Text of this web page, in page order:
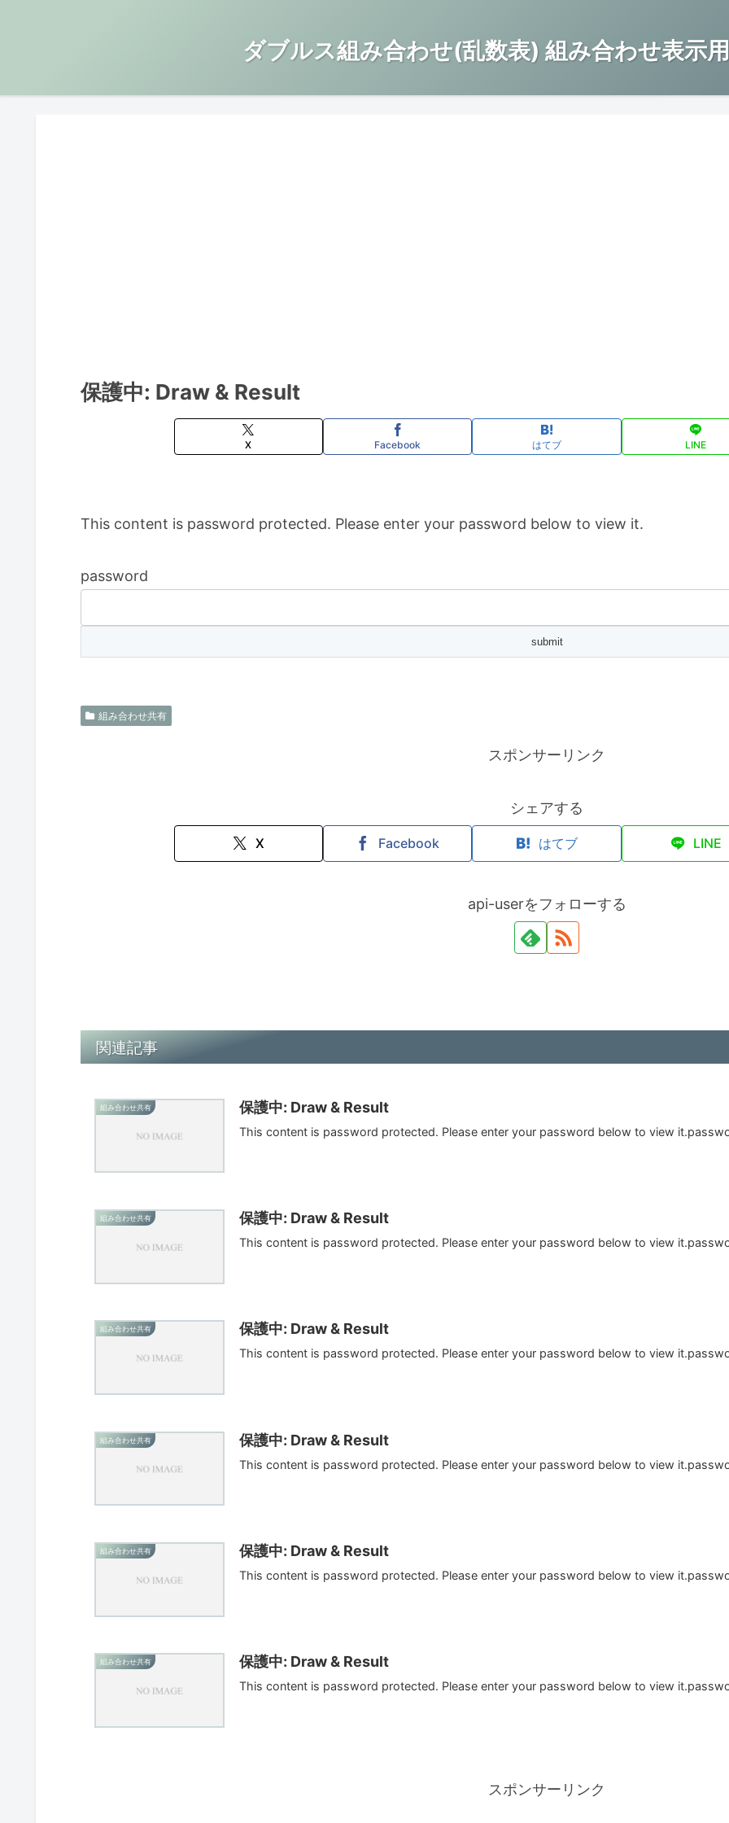
ダブルス組み合わせ(乱数表) 組み合わせ表示
保護中: Draw & Result
X Facebook はてブ LINE
This content is password protected. Please enter your password below to view it.
password
組み合わせ共有
スポンサーリンク
シェアする
X Facebook はてブ LINE
api-userをフォローする
関連記事
組み合わせ共有 保護中: Draw & Result
This content is password protected. Please enter your password below to view
組み合わせ共有 保護中: Draw & Result
This content is password protected. Please enter your password below to view
組み合わせ共有 保護中: Draw & Result
This content is password protected. Please enter your password below to view
組み合わせ共有 保護中: Draw & Result
This content is password protected. Please enter your password below to view
組み合わせ共有 保護中: Draw & Result
This content is password protected. Please enter your password below to view
組み合わせ共有 保護中: Draw & Result
This content is password protected. Please enter your password below to view
スポンサーリンク